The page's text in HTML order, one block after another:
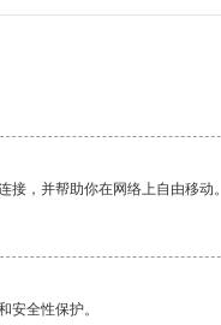
，并帮助你在网络上自由移动。
安全性保护。